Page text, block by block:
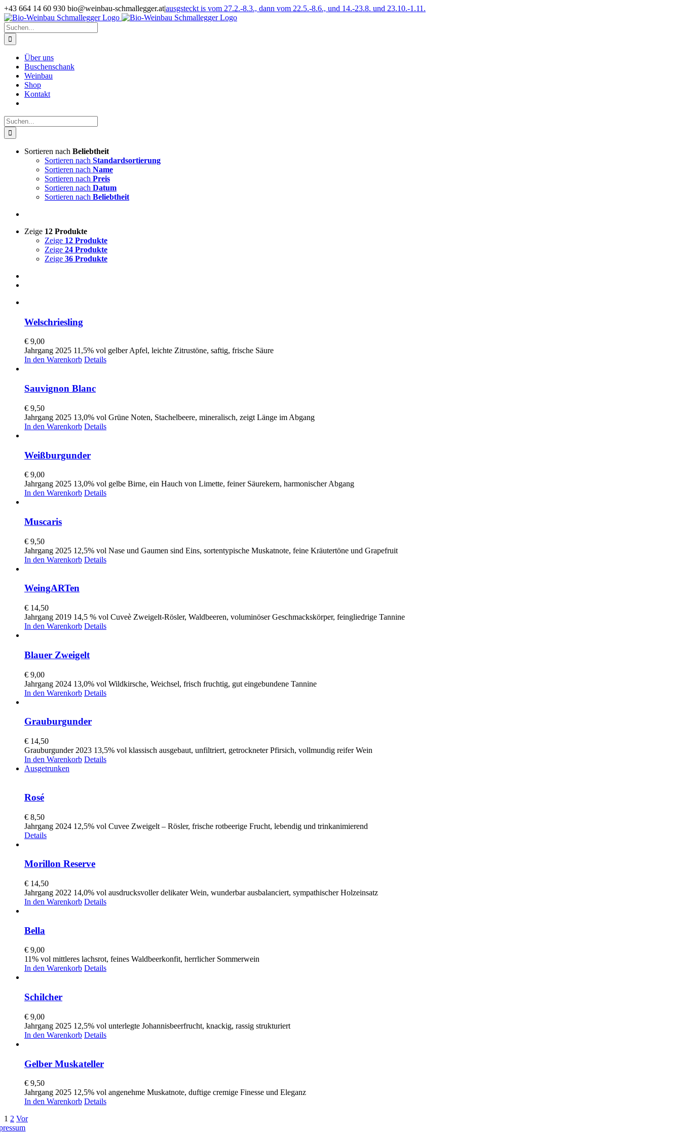
Zum
Inhalt
springen
+43 664 14 60 930 bio@weinbau-schmallegger.at|ausgsteckt is vom 27.2.-8.3., dann vom 22.5.-8.6., und 14.-23.8. und 23.10.-1.11.
Facebook
Instagram
Suche
nach:
Über uns
Buschenschank
Weinbau
Shop
Kontakt
Suche
nach:
Sortieren nach Beliebtheit
Sortieren nach Standardsortierung
Sortieren nach Name
Sortieren nach Preis
Sortieren nach Datum
Sortieren nach Beliebtheit
Zeige 12 Produkte
Zeige 12 Produkte
Zeige 24 Produkte
Zeige 36 Produkte
Welschriesling
€ 9,00
Jahrgang 2025 11,5% vol gelber Apfel, leichte Zitrustöne, saftig, frische Säure
In den Warenkorb Details
Sauvignon Blanc
€ 9,50
Jahrgang 2025 13,0% vol Grüne Noten, Stachelbeere, mineralisch, zeigt Länge im Abgang
In den Warenkorb Details
Weißburgunder
€ 9,00
Jahrgang 2025 13,0% vol gelbe Birne, ein Hauch von Limette, feiner Säurekern, harmonischer Abgang
In den Warenkorb Details
Muscaris
€ 9,50
Jahrgang 2025 12,5% vol Nase und Gaumen sind Eins, sortentypische Muskatnote, feine Kräutertöne und Grapefruit
In den Warenkorb Details
WeingARTen
€ 14,50
Jahrgang 2019 14,5 % vol Cuveè Zweigelt-Rösler, Waldbeeren, voluminöser Geschmackskörper, feingliedrige Tannine
In den Warenkorb Details
Blauer Zweigelt
€ 9,00
Jahrgang 2024 13,0% vol Wildkirsche, Weichsel, frisch fruchtig, gut eingebundene Tannine
In den Warenkorb Details
Grauburgunder
€ 14,50
Grauburgunder 2023 13,5% vol klassisch ausgebaut, unfiltriert, getrockneter Pfirsich, vollmundig reifer Wein
In den Warenkorb Details
Ausgetrunken
Rosé
€ 8,50
Jahrgang 2024 12,5% vol Cuvee Zweigelt – Rösler, frische rotbeerige Frucht, lebendig und trinkanimierend
Details
Morillon Reserve
€ 14,50
Jahrgang 2022 14,0% vol ausdrucksvoller delikater Wein, wunderbar ausbalanciert, sympathischer Holzeinsatz
In den Warenkorb Details
Bella
€ 9,00
11% vol mittleres lachsrot, feines Waldbeerkonfit, herrlicher Sommerwein
In den Warenkorb Details
Schilcher
€ 9,00
Jahrgang 2025 12,5% vol unterlegte Johannisbeerfrucht, knackig, rassig strukturiert
In den Warenkorb Details
Gelber Muskateller
€ 9,50
Jahrgang 2025 12,5% vol angenehme Muskatnote, duftige cremige Finesse und Eleganz
In den Warenkorb Details
1 2 Vor